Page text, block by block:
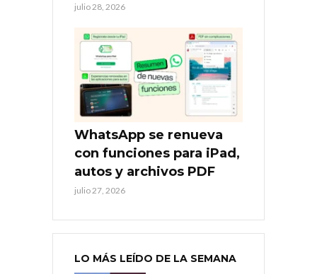
julio 28, 2026
WhatsApp se renueva
con funciones para iPad,
autos y archivos PDF
julio 27, 2026
LO MÁS LEÍDO DE LA SEMANA